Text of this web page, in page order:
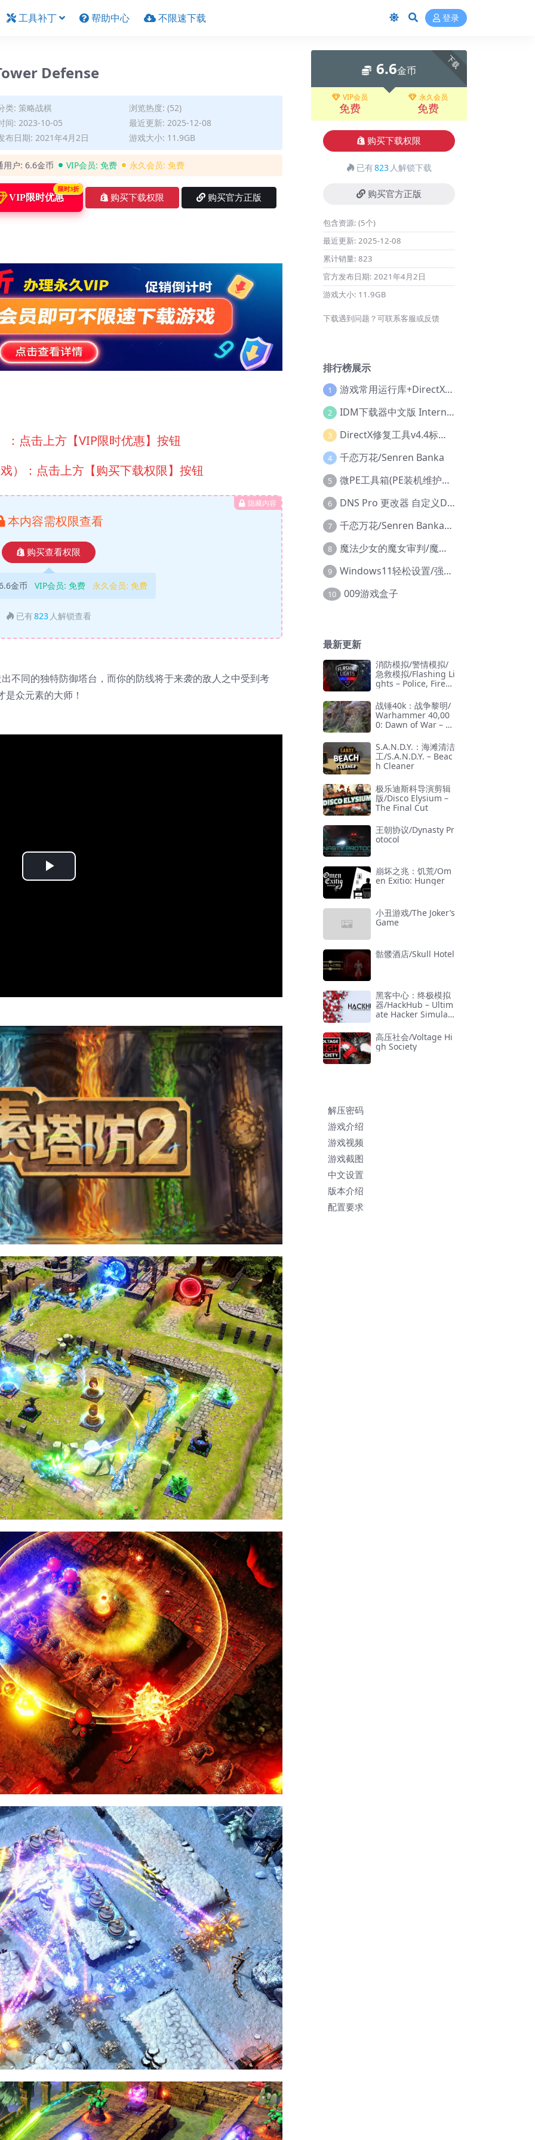
工具补丁 帮助中心 不限速下载 登录
Defense
类: 策略战棋
浏览热度: (52)
间: 2023-10-05
最近更新: 2025-12-08
布日期: 2021年4月2日
游戏大小: 11.9GB
用户: 6.6金币 VIP会员: 免费 永久会员: 免费
VIP限时优惠
限时3折
购买下载权限 购买官方正版
点击上方【VIP限时优惠】按钮
）：点击上方【购买下载权限】按钮
隐藏内容
本内容需权限查看
购买查看权限
金币 VIP会员: 免费 永久会员: 免费
已有823 人解锁查看
不同的独特防御塔台，而你的防线将于来袭的敌人之中受到考
众元素的大师！
Play
下载
6.6金币
VIP会员
免费
永久会员
免费
购买下载权限
已有823 人解锁下载
购买官方正版
包含资源: (5个)
最近更新: 2025-12-08
累计销量: 823
官方发布日期: 2021年4月2日
游戏大小: 11.9GB
下载遇到问题？可联系客服或反馈
排行榜展示
1 游戏常用运行库+DirectX修复增强版
2 IDM下载器中文版 Internet Download Manager v6.42.36 IDM
3 DirectX修复工具v4.4标准版+增强版+在线修复版
4 千恋万花/Senren Banka
5 微PE工具箱(PE装机维护工具) v2.3官方正式版
6 DNS Pro 更改器 自定义DNS修改
7 千恋万花/Senren Banka/安卓版
8 魔法少女的魔女审判/魔法少女ノ魔女裁判
9 Windows11轻松设置/强力禁止WD等/兼容Win10
10 009游戏盒子
最新更新
消防模拟/警情模拟/
急救模拟/Flashing Li
ghts – Police, Firefi
Services Simulator
战锤40k：战争黎明/
Warhammer 40,00
0: Dawn of War – D
S.A.N.D.Y.：海滩清洁
工/S.A.N.D.Y. – Beac
h Cleaner
极乐迪斯科导演剪辑
版/Disco Elysium –
The Final Cut
王朝协议/Dynasty Pr
otocol
崩坏之兆：饥荒/Om
en Exitio: Hunger
小丑游戏/The Joker’s
Game
骷髅酒店/Skull Hotel
黑客中心：终极模拟
器/HackHub – Ultim
ate Hacker Simulat
高压社会/Voltage Hi
gh Society
解压密码
游戏介绍
游戏视频
游戏截图
中文设置
版本介绍
配置要求